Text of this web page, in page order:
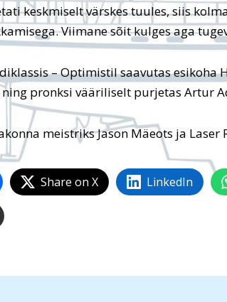
keskmiselt värskes tuules, siis
Viimane sõit kulges aga
– Optimistil saavutas esikoha
pronksi vääriliselt purjetas Artur
meistriks Jason Mäeots ja Laser
Share on X LinkedIn